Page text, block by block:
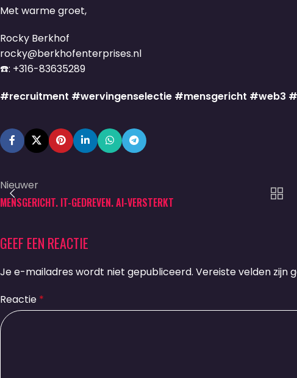
Met warme groet,
Rocky Berkhof
rocky@berkhofenterprises.nl
☎️: +316-83635289
#recruitment #wervingenselectie #mensgericht #web3
Nieuwer
MENSGERICHT. IT-GEDREVEN. AI-VERSTERKT
GEEF EEN REACTIE
Je e-mailadres wordt niet gepubliceerd. Vereiste velden zijn
Reactie *